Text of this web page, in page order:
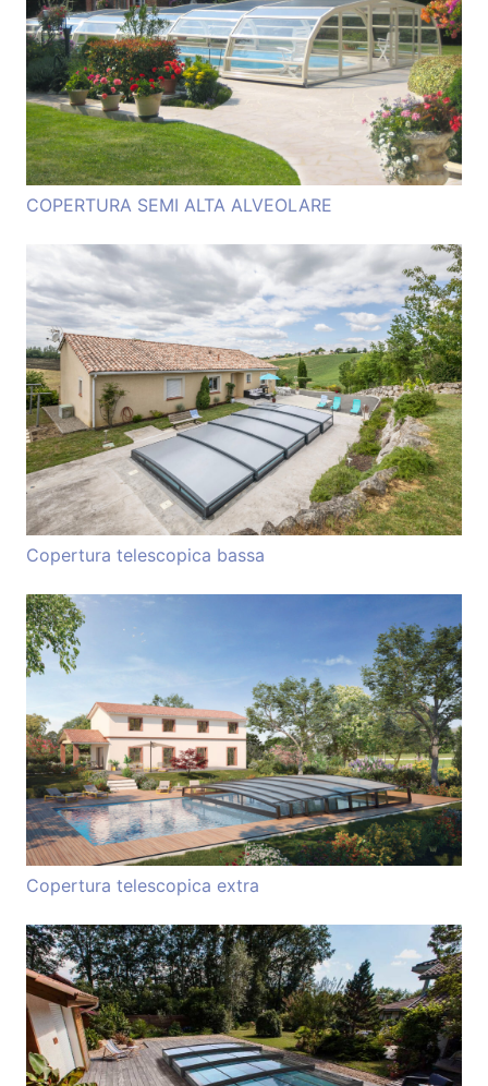
COPERTURA SEMI ALTA ALVEOLARE
Copertura telescopica bassa
Copertura telescopica extra